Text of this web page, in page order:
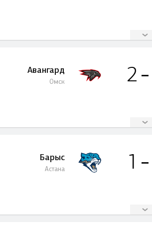
Авангард
Омск 2
Барыс
Астана 1